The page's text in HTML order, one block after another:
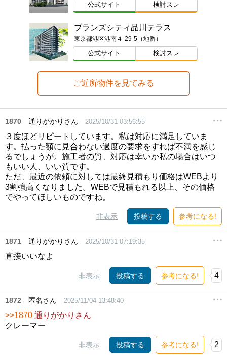
公式サイト 検討スレ
ブランズシティ品川テラス
東京都港区港南４-29-5（地番）
公式サイト 検討スレ
ご近所物件を見てみる
1870 通りがかりさん 2025/10/31 03:56:55
３度ほどリピートしています。私は対応に満足していま
す。払った額に見合わない過度の要求をすれば不満を感じ
るでしょうが。施工者の質、対応は幸いか私の場合はいつ
もいい人、いい質です。
ただ、最近の依頼に対しては最終見積もり価格はWEBより
3割強高くなりました。WEBで見積もれる以上、その価格
でやってほしいものですね。
非表示 投稿する 参考になる!
1871 通りがかりさん 2025/10/31 07:19:35
直接いいなよ
非表示 投稿する 参考になる! 4
1872 匿名さん 2025/11/04 13:48:40
>>1870 通りがかりさん
クレーマー
非表示 投稿する 参考になる! 2